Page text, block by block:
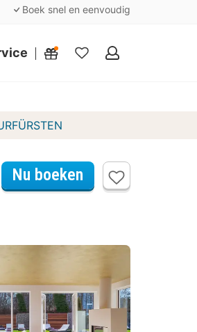
Boek snel en eenvoudig
Mijn
Nu boeken